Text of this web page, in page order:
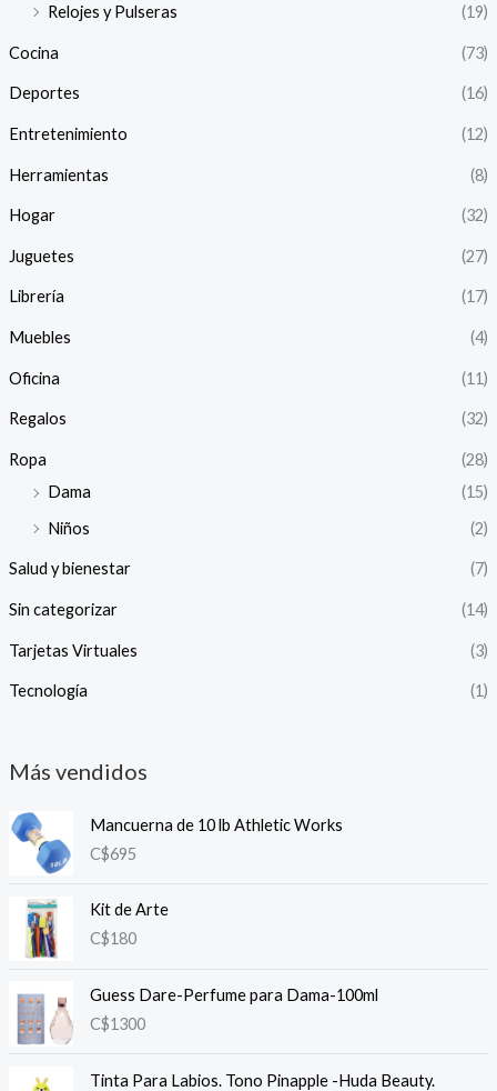
Relojes y Pulseras
(19)
Cocina (73)
Deportes (16)
Entretenimiento (12)
Herramientas (8)
Hogar (32)
Juguetes (27)
Librería (17)
Muebles (4)
Oficina (11)
Regalos (32)
Ropa
(28)
Dama
(15)
Niños
(2)
Salud y bienestar (7)
Sin categorizar (14)
Tarjetas Virtuales (3)
Tecnología (1)
Más vendidos
Mancuerna de 10 lb Athletic Works
C$695
Kit de Arte
C$180
Guess Dare-Perfume para Dama-100ml
C$1300
Tinta Para Labios. Tono Pinapple -Huda Beauty.